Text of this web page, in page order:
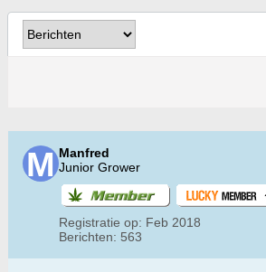
Manfred
Junior Grower
Registratie op: Feb 2018
Berichten: 563